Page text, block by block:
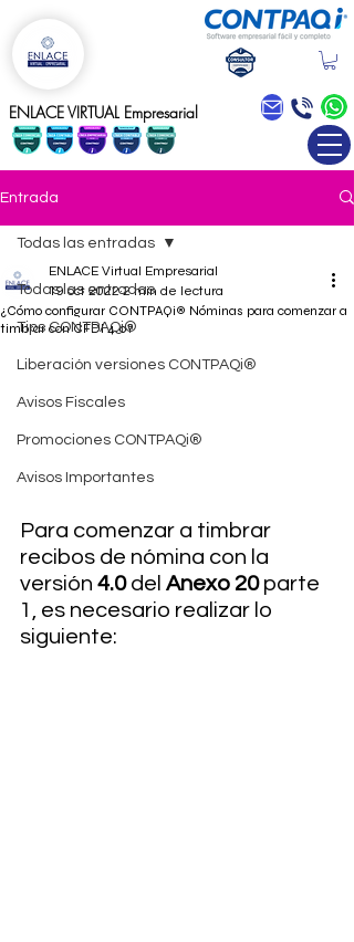
ENLACE VIRTUAL Empresarial
Entrada
Todas las entradas
Tips CONTPAQi®
Liberación versiones CONTPAQi®
Avisos Fiscales
Promociones CONTPAQi®
Avisos Importantes
Todas las entradas
¿Cómo configurar CONTPAQi® Nóminas para comenzar a
timbrar con CFDI 4.0?
ENLACE Virtual Empresarial
19 oct 2022 2 min de lectura
Para comenzar a timbrar
recibos de nómina con la
versión 4.0 del Anexo 20 parte
1, es necesario realizar lo
siguiente: